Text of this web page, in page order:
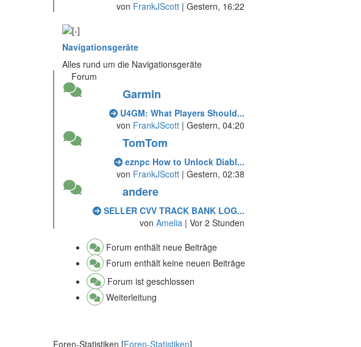
von FrankJScott| Gestern, 16:22
Navigationsgeräte
Alles rund um die Navigationsgeräte
Forum
Garmin
U4GM: What Players Should...
von FrankJScott| Gestern, 04:20
TomTom
eznpc How to Unlock Diabl...
von FrankJScott| Gestern, 02:38
andere
SELLER CVV TRACK BANK LOG...
von Amelia| Vor 2 Stunden
Forum enthält neue Beiträge
Forum enthält keine neuen Beiträge
Forum ist geschlossen
Weiterleitung
Foren-Statistiken [Foren-Statistiken]